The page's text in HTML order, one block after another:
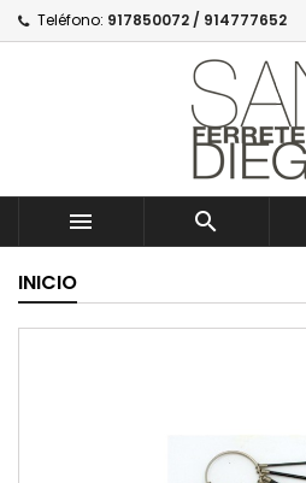
Teléfono: 917850072 / 914777652
 
INICIO